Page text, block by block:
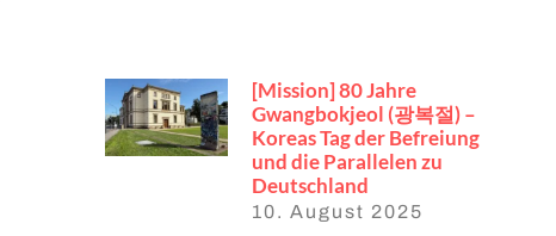
[Mission] 80 Jahre
Gwangbokjeol (광복절) –
Koreas Tag der Befreiung
und die Parallelen zu
Deutschland
10. August 2025